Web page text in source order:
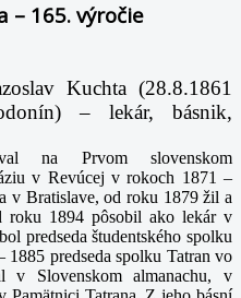
– 165. výročie
Kuchta (28.8.1861
– lekár, básnik,
na Prvom slovenskom
v Revúcej v rokoch 1871 –
v Bratislave, od roku 1879 žil a
roku 1894 pôsobil ako lekár v
predseda študentského spolku
predseda spolku Tatran vo
v Slovenskom almanachu, v